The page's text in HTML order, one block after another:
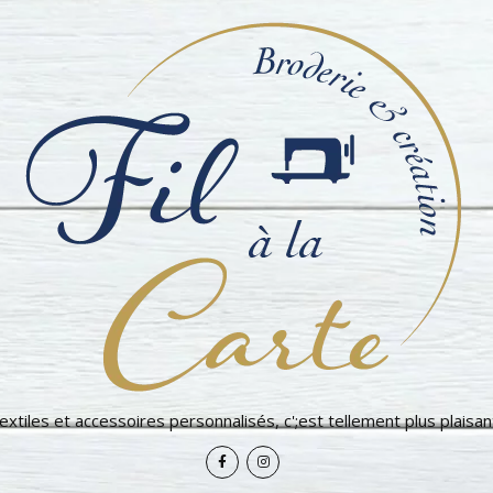
et accessoires personnalisés, c';est tellement plus